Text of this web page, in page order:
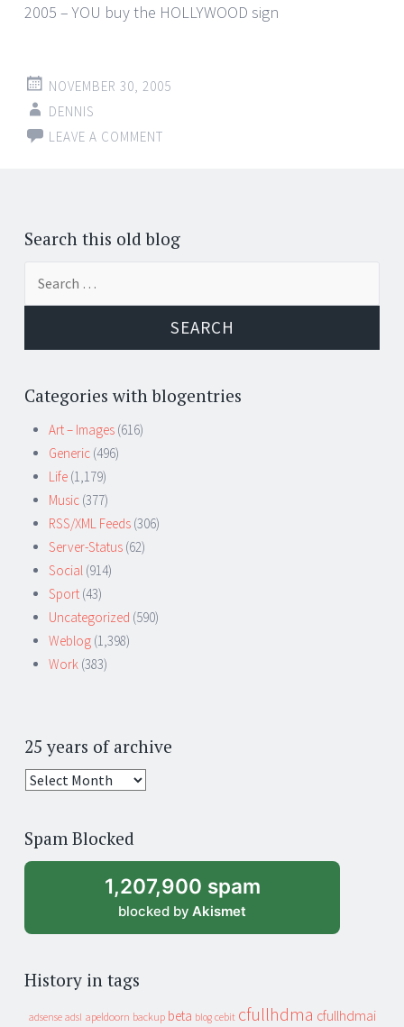
2005 – YOU buy the HOLLYWOOD sign
NOVEMBER 30, 2005
DENNIS
LEAVE A COMMENT
Posts
navigation
Search this old blog
Categories with blogentries
Art – Images (616)
Generic (496)
Life (1,179)
Music (377)
RSS/XML Feeds (306)
Server-Status (62)
Social (914)
Sport (43)
Uncategorized (590)
Weblog (1,398)
Work (383)
25 years of archive
25
archive
Spam Blocked
1,207,900 spam
blocked by Akismet
History in tags
adsense adsl apeldoorn backup beta blog cebit cfullhdma cfullhdmai